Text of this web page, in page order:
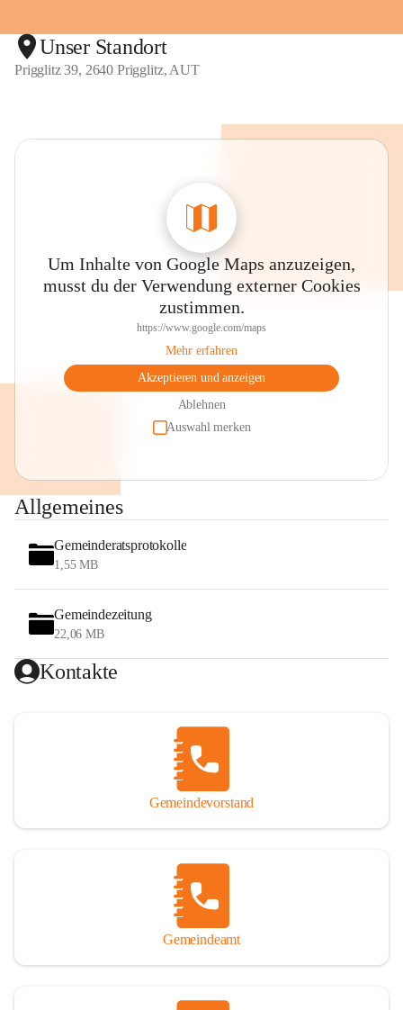
Unser Standort
Prigglitz 39, 2640 Prigglitz, AUT
Um Inhalte von Google Maps anzuzeigen,
musst du der Verwendung externer Cookies
zustimmen.
https://www.google.com/maps
Mehr erfahren
Akzeptieren und anzeigen
Ablehnen
Auswahl merken
Allgemeines
Gemeinderatsprotokolle
1,55 MB
Gemeindezeitung
22,06 MB
Kontakte
Gemeindevorstand
Gemeindeamt